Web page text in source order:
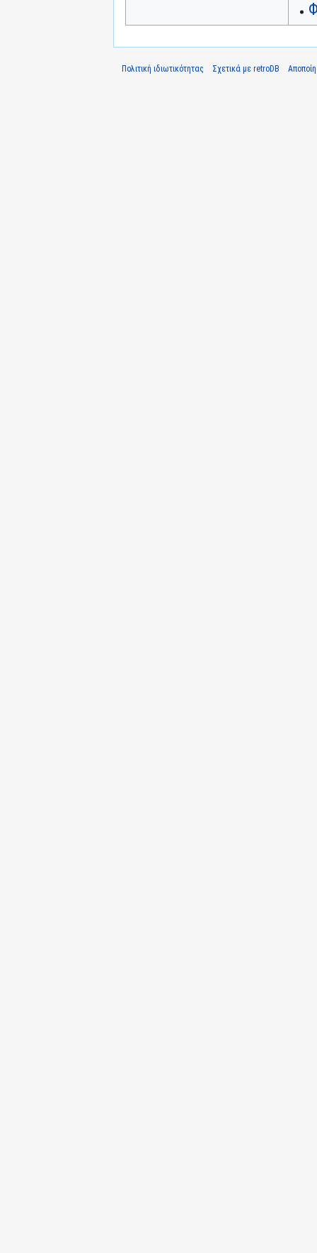
Πολιτική ιδιωτικότητας Σχετικά με retroDB